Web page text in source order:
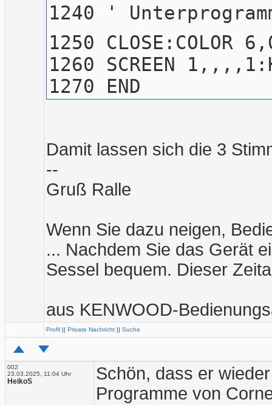
1240 '
1250 CLOSE:COLOR
1260 SCREEN
1270 END
Damit lassen sich die 3
--
Gruß Ralle
Wenn Sie dazu neigen,
... Nachdem Sie das Gerät
Sessel bequem. Dieser
aus KENWOOD-
Profil || Private Nachricht || Suche
002
23.03.2025, 11:04 Uhr
HeikoS
Schön, dass er
Programme von